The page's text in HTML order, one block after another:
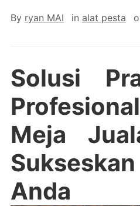
By ryan MAI in alat pesta
Solusi
Meja
Anda